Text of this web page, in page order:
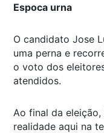
Espoca urna
O candidato Jose
uma perna e
o voto dos
atendidos.
Ao final da
realidade aqui na